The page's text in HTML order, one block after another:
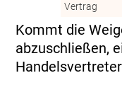
Vertrag
Kommt die
abzuschließen,